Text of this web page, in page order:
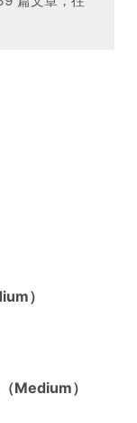
）
Medium）